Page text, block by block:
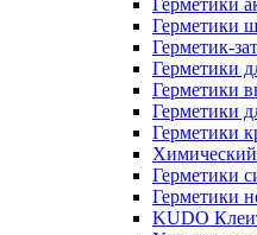
Герметики
Герметики
Герметик-
Герметики
Герметики
Герметики
Герметики
Герметики
Герметики
KUDO